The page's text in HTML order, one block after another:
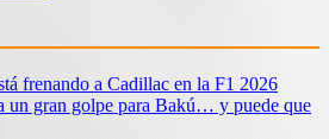
frenando a Cadillac en la F1 2026
un gran golpe para Bakú… y puede que